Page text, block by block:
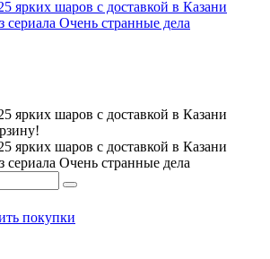
Очень странные дела
Очень странные дела
покупки